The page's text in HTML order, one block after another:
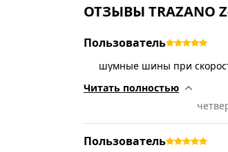
ОТЗЫВЫ TRAZANO Z-
Пользователь
шумные шины при
Читать полностью
Пользователь